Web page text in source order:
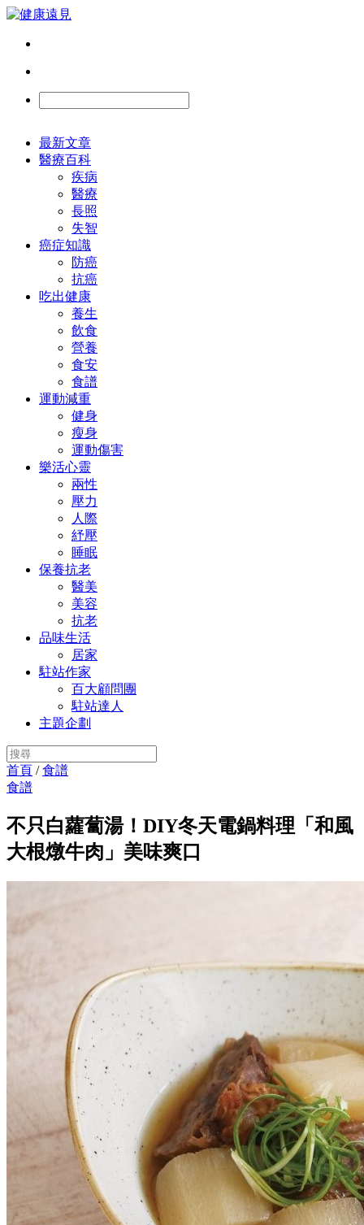
最新文章
醫療百科
疾病
醫療
長照
失智
癌症知識
防癌
抗癌
吃出健康
養生
飲食
營養
食安
食譜
運動減重
健身
瘦身
運動傷害
樂活心靈
兩性
壓力
人際
紓壓
睡眠
保養抗老
醫美
美容
抗老
品味生活
居家
駐站作家
百大顧問團
駐站達人
主題企劃
首頁 /食譜
食譜
不只白蘿蔔湯！DIY冬天電鍋料理「和風
大根燉牛肉」美味爽口